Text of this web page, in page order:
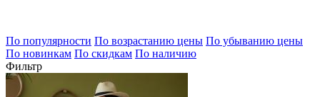
По популярности По возрастанию цены По убыванию цены
По новинкам По скидкам По наличию
Фильтр